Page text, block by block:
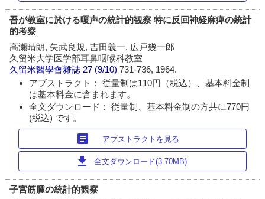
吾が教室に於ける嗄声の統計的観察 特に反回神経麻痺の統計
的考察
高瀬晴朗, 矢武良規, 吉田義一, 広戸幾一郎
久留米大学医学部耳鼻咽喉科教室
久留米醫學會雜誌 27 (9/10)731-736, 1964.
アブストラクト： 従量制は110円（税込）、基本料金制
は基本料金に含まれます。
全文ダウンロード： 従量制、基本料金制の方共に770円
(税込) です。
article アブストラクトを見る
download 全文ダウンロード(3.70MB)
子宮筋腫の統計的観察